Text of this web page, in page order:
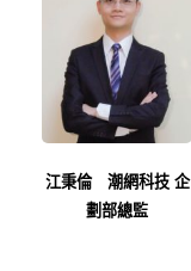
江秉倫 潮網科技 企
劃部總監